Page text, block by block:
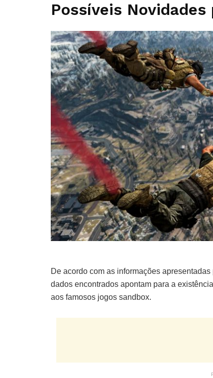
Possíveis
De acordo com as informações
dados encontrados apontam para a
aos famosos jogos sandbox.